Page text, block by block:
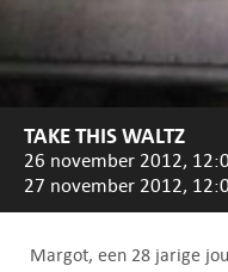
TAKE THIS WALTZ
26 november 2012,
27 november 2012,
Margot, een 28 jarige